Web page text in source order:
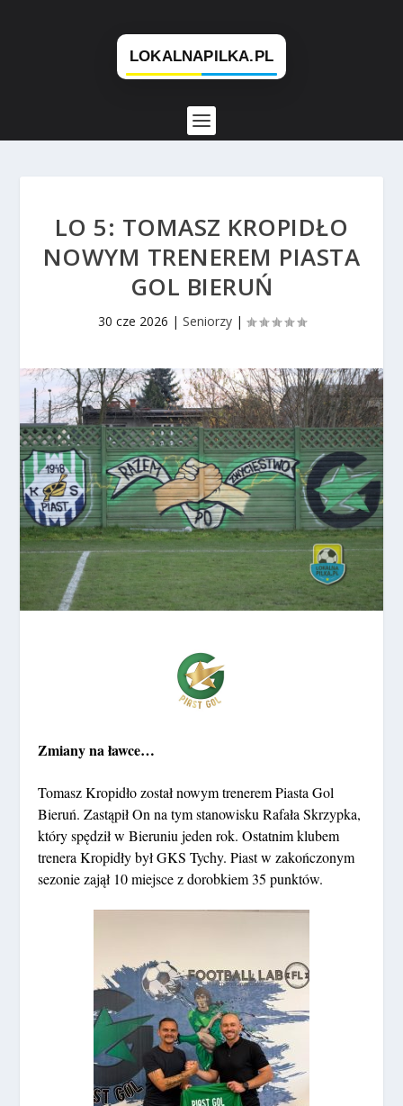
LO 5: TOMASZ KROPIDŁO
NOWYM TRENEREM PIASTA
GOL BIERUŃ
30 cze 2026 | Seniorzy|
Zmiany na ławce…
Tomasz Kropidło został nowym trenerem Piasta Gol
Bieruń. Zastąpił On na tym stanowisku Rafała Skrzypka,
który spędził w Bieruniu jeden rok. Ostatnim klubem
trenera Kropidły był GKS Tychy. Piast w zakończonym
sezonie zajął 10 miejsce z dorobkiem 35 punktów.